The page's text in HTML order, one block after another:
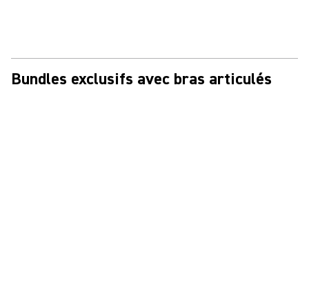
Bundles exclusifs avec bras articulés